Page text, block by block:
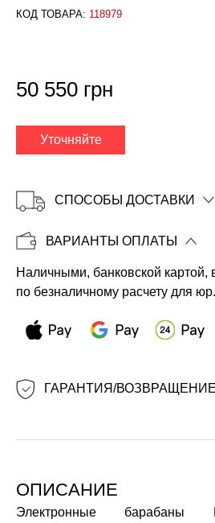
КОД ТОВАРА: 118979
Копировать
50 550 грн
Уточняйте
СПОСОБЫ ДОСТАВКИ
ВАРИАНТЫ ОПЛАТЫ
Наличными, банковской картой,
по безналичному расчету для
ГАРАНТИЯ/ВОЗВРАЩЕНИЕ
ОПИСАНИЕ
Электронные барабаны